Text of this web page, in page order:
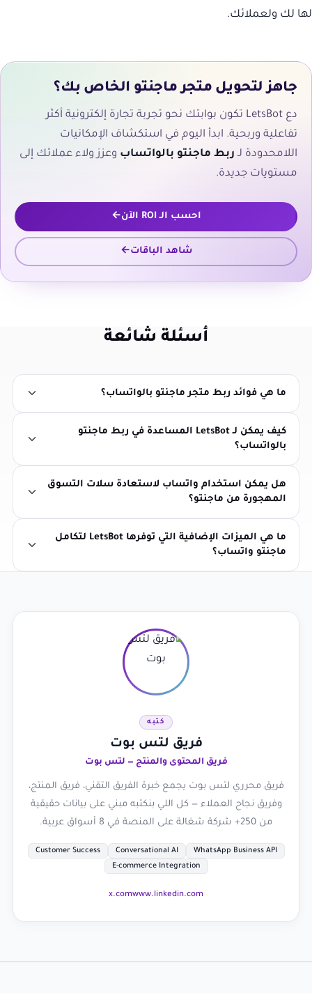
لها لك ولعملائك.
جاهز لتحويل متجر ماجنتو الخاص بك؟
دع LetsBot تكون بوابتك نحو تجربة تجارة إلكترونية أكثر
تفاعلية وربحية. ابدأ اليوم في استكشاف الإمكانيات
اللامحدودة لـ ربط ماجنتو بالواتساب وعزز ولاء عملائك إلى
مستويات جديدة.
احسب الـ ROI الآن
شاهد الباقات
أسئلة شائعة
ما هي فوائد ربط متجر ماجنتو بالواتساب؟
كيف يمكن لـ LetsBot المساعدة في ربط ماجنتو
بالواتساب؟
هل يمكن استخدام واتساب لاستعادة سلات التسوق
المهجورة من ماجنتو؟
ما هي الميزات الإضافية التي توفرها LetsBot لتكامل
ماجنتو واتساب؟
كتبه
فريق لتس بوت
فريق المحتوى والمنتج — لتس بوت
فريق محرري لتس بوت يجمع خبرة الفريق التقني، فريق المنتج،
وفريق نجاح العملاء — كل اللي بنكتبه مبني على بيانات حقيقية
من 250+ شركة شغالة على المنصة في 8 أسواق عربية.
WhatsApp Business API
Conversational AI
Customer Success
E-commerce Integration
www.linkedin.com
x.com